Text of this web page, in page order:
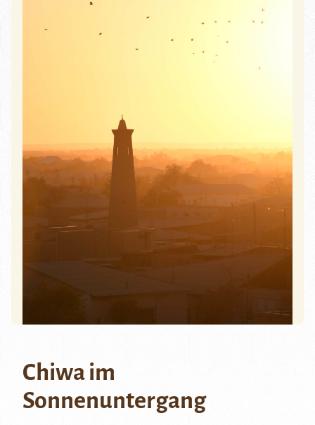
Chiwa im
Sonnenuntergang